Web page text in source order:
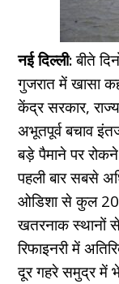
नई दिल्ली:बीते
गुजरात में खासा
केंद्र सरकार,
अभूतपूर्व बचाव
बड़े पैमाने पर
पहली बार सबसे
ओडिशा से कुल 20
खतरनाक स्थानों
रिफाइनरी में
दूर गहरे समुद्र में